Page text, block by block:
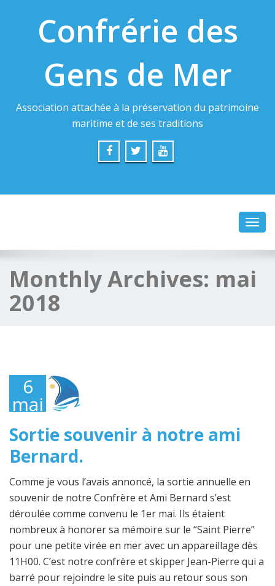
Confrérie des
Gens de Mer
Association attachée à la préservation du patrimoine
maritime et de ses traditions
Monthly Archives: mai
2018
6
mai
2018
Sortie souvenir à notre ami
Bernard.
Comme je vous l’avais annoncé, la sortie annuelle en
souvenir de notre Confrère et Ami Bernard s’est
déroulée comme convenu le 1er mai. Ils étaient
nombreux à honorer sa mémoire sur le “Saint Pierre”
pour une petite virée en mer avec un appareillage dès
11H00. C’est notre confrère et skipper Jean-Pierre qui a
barré pour rejoindre le site puis au retour sous son